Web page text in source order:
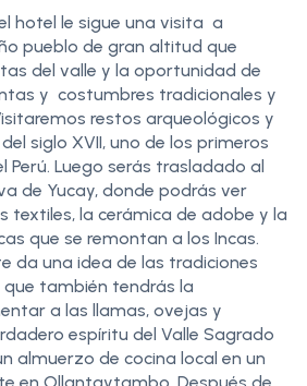
hotel le sigue una visita a
pueblo de gran altitud que
del valle y la oportunidad de
y costumbres tradicionales y
restos arqueológicos y
siglo XVII, uno de los primeros
Perú. Luego serás trasladado al
de Yucay, donde podrás ver
textiles, la cerámica de adobe y la
que se remontan a los Incas.
da una idea de las tradiciones
que también tendrás la
a las llamas, ovejas y
espíritu del Valle Sagrado
almuerzo de cocina local en un